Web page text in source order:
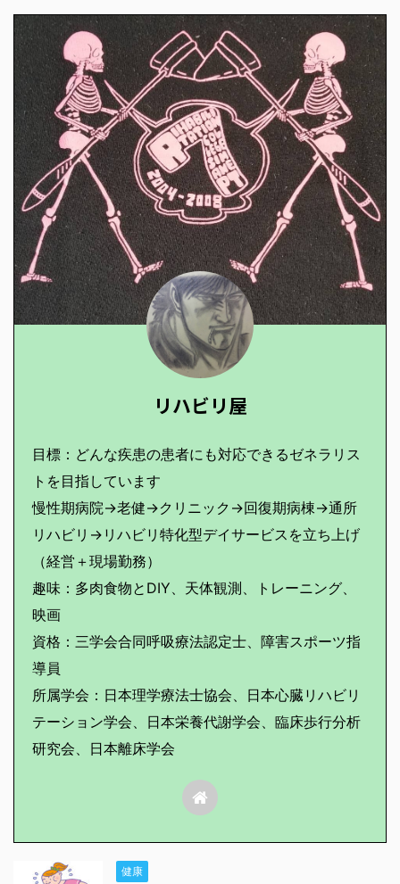
リハビリ屋
目標：どんな疾患の患者にも対応できるゼネラリス
トを目指しています
慢性期病院→老健→クリニック→回復期病棟→通所
リハビリ→リハビリ特化型デイサービスを立ち上げ
（経営＋現場勤務）
趣味：多肉食物とDIY、天体観測、トレーニング、
映画
資格：三学会合同呼吸療法認定士、障害スポーツ指
導員
所属学会：日本理学療法士協会、日本心臓リハビリ
テーション学会、日本栄養代謝学会、臨床歩行分析
研究会、日本離床学会
健康